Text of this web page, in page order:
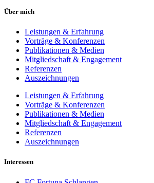
Über mich
Leistungen & Erfahrung
Vorträge & Konferenzen
Publikationen & Medien
Mitgliedschaft & Engagement
Referenzen
Auszeichnungen
Leistungen & Erfahrung
Vorträge & Konferenzen
Publikationen & Medien
Mitgliedschaft & Engagement
Referenzen
Auszeichnungen
Interessen